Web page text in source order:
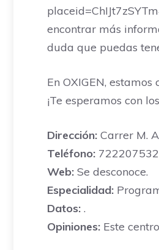
encontrar más
duda que puedas
En OXIGEN,
¡Te esperamos con
Dirección: Carrer M.
Teléfono:
Web: Se desconoce.
Especialidad:
Datos: .
Opiniones: Este